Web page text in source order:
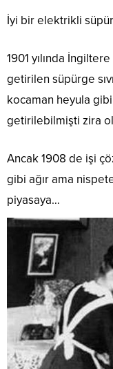
İyi bir elektrikli
1901 yılında
getirilen süpürge
kocaman heyula
getirilebilmişti zira
Ancak 1908 de işi
gibi ağır ama
piyasaya…